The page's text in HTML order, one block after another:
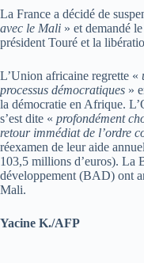
La France a décidé de
avec le Mali » et demandé
président Touré et la
L’Union africaine regrette «
processus démocratiques »
la démocratie en Afrique.
s’est dite « profondément
retour immédiat de l’ordre
réexamen de leur aide
103,5 millions d’euros). La
développement (BAD) ont
Mali.
Yacine K./AFP